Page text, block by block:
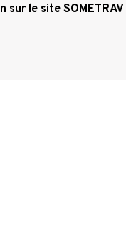
sur le site SOMETRAV